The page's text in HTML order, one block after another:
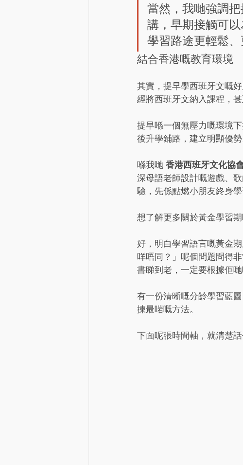
當然，我哋強調
講，早期接觸可
學習路途更輕鬆、
結合香港嘅教育環境
其實，提早學西班牙文嘅
經將西班牙文納入課程，
提早喺一個無壓力嘅環境
後升學鋪路，建立明顯優勢
喺我哋 香港西班牙文化協
深母語老師設計嘅遊戲、
驗，先係點燃小朋友終身學
想了解更多關於黃金學習
好，明白學習語言嘅黃金
咩唔同？」呢個問題問得
書睇到老，一定要根據佢
有一份清晰嘅分齡學習藍
揀最啱嘅方法。
下面呢張時間軸，就清楚